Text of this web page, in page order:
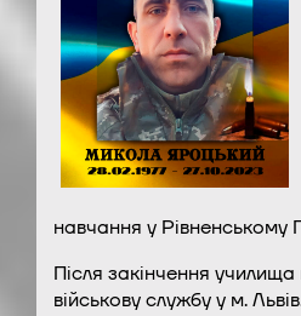
навчання у Рівненському
Після закінчення
військову службу у м.